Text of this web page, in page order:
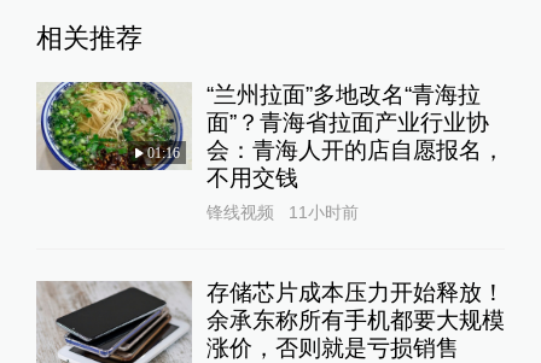
相关推荐
01:16
“兰州拉面”多地改名“青海拉
面”？青海省拉面产业行业协
会：青海人开的店自愿报名，
不用交钱
锋线视频 11小时前
存储芯片成本压力开始释放！
余承东称所有手机都要大规模
涨价，否则就是亏损销售